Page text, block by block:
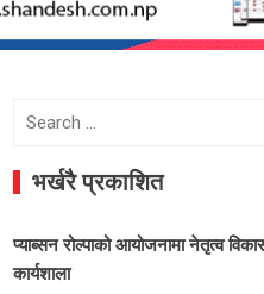
Search
भर्खरै प्रकाशित
प्याब्सन रोल्पाको आयोजनामा नेतृत्व
कार्यशाला